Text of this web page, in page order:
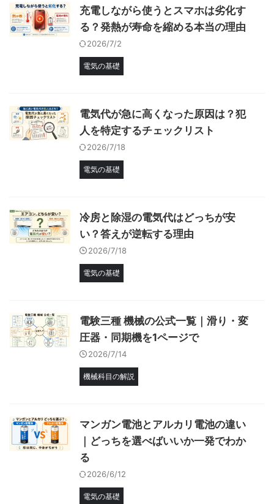
充電しながら使うとスマホは劣化す
る？発熱が寿命を縮める本当の理由
2026/7/2
電気の基礎
電気代が急に高くなった原因は？犯
人を特定するチェックリスト
2026/7/18
電気の基礎
冷房と除湿の電気代はどっちが安
い？答えが逆転する理由
2026/7/18
電気の基礎
電験三種 機械の公式一覧｜滑り・変
圧器・同期機を1ページで
2026/7/14
機械科目の解説
マンガン電池とアルカリ電池の違い
｜どっちを選べばいいか一発でわか
る
2026/6/12
電気の基礎